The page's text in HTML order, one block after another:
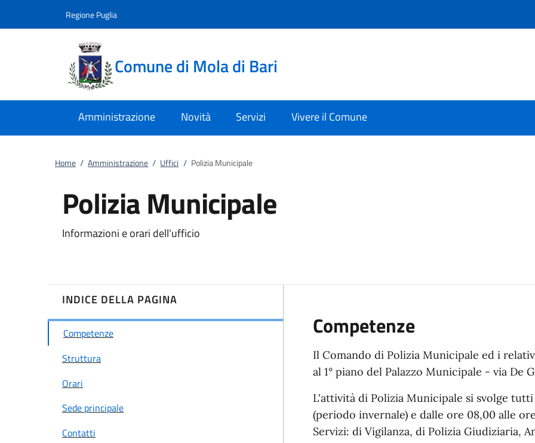
Regione Puglia
Comune di Mola di Bari
Amministrazione Novità Servizi Vivere il Comune
Home / Amministrazione / Uffici / Polizia Municipale
Polizia Municipale
Informazioni e orari dell'ufficio
INDICE DELLA PAGINA
Competenze
Struttura
Orari
Sede principale
Contatti
Competenze
Il Comando di Polizia Municipale ed i
al 1° piano del Palazzo Municipale - via De
L'attività di Polizia Municipale si svolge
(periodo invernale) e dalle ore 08,00 alle
Servizi: di Vigilanza, di Polizia Giudiziaria,